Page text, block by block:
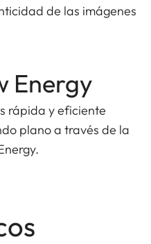
de las imágenes
Energy
rápida y eficiente
plano a través de la